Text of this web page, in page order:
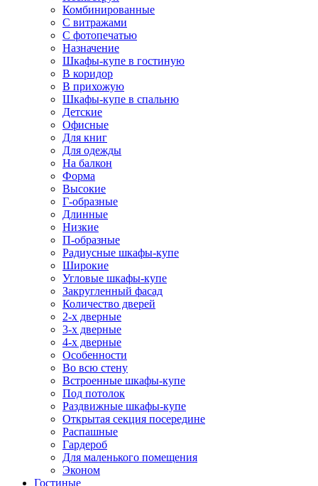
Комбинированные
С витражами
С фотопечатью
Назначение
Шкафы-купе в гостиную
В коридор
В прихожую
Шкафы-купе в спальню
Детские
Офисные
Для книг
Для одежды
На балкон
Форма
Высокие
Г-образные
Длинные
Низкие
П-образные
Радиусные шкафы-купе
Широкие
Угловые шкафы-купе
Закругленный фасад
Количество дверей
2-х дверные
3-х дверные
4-х дверные
Особенности
Во всю стену
Встроенные шкафы-купе
Под потолок
Раздвижные шкафы-купе
Открытая секция посередине
Распашные
Гардероб
Для маленького помещения
Эконом
Гостиные